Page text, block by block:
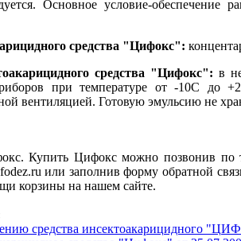
Основное условие-обеспечение
средства "Цифокс":
средства "Цифокс": в
при температуре от -10С до
вентиляцией. Готовую эмульсию не
Купить Цифокс можно позвонив по
или заполнив форму обратной
корзины на нашем сайте.
средства инсектоакарицидного